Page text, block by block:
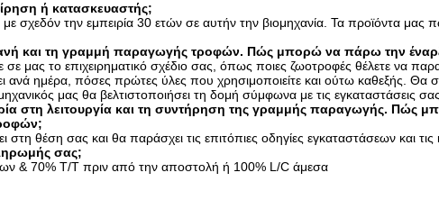
ή κατασκευαστής;
σχεδόν την εμπειρία 30 ετών σε αυτήν την βιομηχανία. Τα προϊόντα μας
και τη γραμμή παραγωγής τροφών. Πώς μπορώ να πάρω την
μας το επιχειρηματικό σχέδιο σας, όπως ποιες ζωοτροφές θέλετε να
ανά ημέρα, πόσες πρώτες ύλες που χρησιμοποιείτε και ούτω καθεξής. Θα
μας θα βελτιστοποιήσει τη δομή σύμφωνα με τις εγκαταστάσεις σας.
στη λειτουργία και τη συντήρηση της γραμμής παραγωγής. Πώς
θέση σας και θα παράσχει τις επιτόπιες οδηγίες εγκαταστάσεων και τις
σας;
& 70% T/T πριν από την αποστολή ή 100% L/C άμεσα